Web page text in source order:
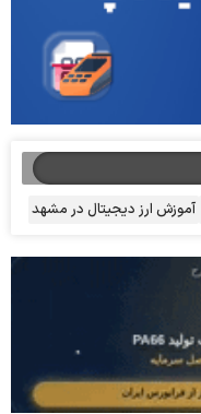
آموزش ارز دیجیتال در مشهد